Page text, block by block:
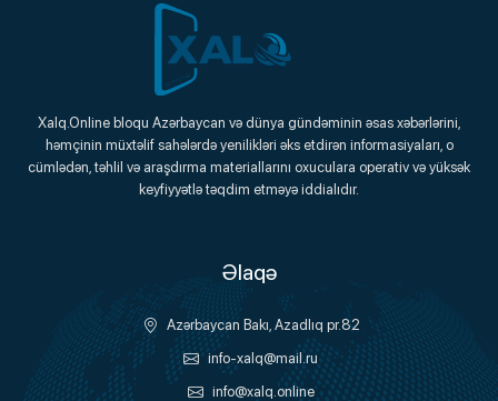
Xalq.Online
Onlayn Platforma
Xalq.Online bloqu Azərbaycan və dünya gündəminin əsas xəbərlərini,
həmçinin müxtəlif sahələrdə yenilikləri əks etdirən informasiyaları, o
cümlədən, təhlil və araşdırma materiallarını oxuculara operativ və yüksək
keyfiyyətlə təqdim etməyə iddialıdır.
Əlaqə
Azərbaycan Bakı, Azadlıq pr.82
info-xalq@mail.ru
info@xalq.online